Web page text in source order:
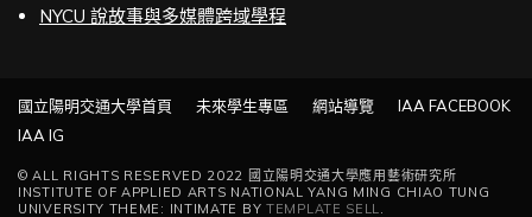
NYCU 說故事與多媒體跨域學程
© ALL RIGHTS RESERVED 2022 國立陽明交通大學應用藝術研究所
INSTITUTE OF APPLIED ARTS NATIONAL YANG MING CHIAO TUNG
UNIVERSITY THEME: INTIMATE BY TEMPLATE SELL.
國立陽明交通大學首頁 未來學生專區 網站導覽
IAA FACEBOOK
IAA IG